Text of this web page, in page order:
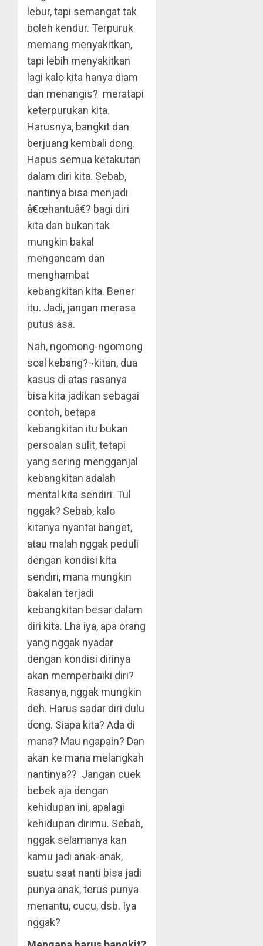
lebur, tapi semangat tak
boleh kendur. Terpuruk
memang menyakitkan,
tapi lebih menyakitkan
lagi kalo kita hanya diam
dan menangis? meratapi
keterpurukan kita.
Harusnya, bangkit dan
berjuang kembali dong.
Hapus semua ketakutan
dalam diri kita. Sebab,
nantinya bisa menjadi
â€œhantuâ€? bagi diri
kita dan bukan tak
mungkin bakal
mengancam dan
menghambat
kebangkitan kita. Bener
itu. Jadi, jangan merasa
putus asa.
Nah, ngomong-ngomong
soal kebang?¬kitan, dua
kasus di atas rasanya
bisa kita jadikan sebagai
contoh, betapa
kebangkitan itu bukan
persoalan sulit, tetapi
yang sering mengganjal
kebangkitan adalah
mental kita sendiri. Tul
nggak? Sebab, kalo
kitanya nyantai banget,
atau malah nggak peduli
dengan kondisi kita
sendiri, mana mungkin
bakalan terjadi
kebangkitan besar dalam
diri kita. Lha iya, apa orang
yang nggak nyadar
dengan kondisi dirinya
akan memperbaiki diri?
Rasanya, nggak mungkin
deh. Harus sadar diri dulu
dong. Siapa kita? Ada di
mana? Mau ngapain? Dan
akan ke mana melangkah
nantinya?? Jangan cuek
bebek aja dengan
kehidupan ini, apalagi
kehidupan dirimu. Sebab,
nggak selamanya kan
kamu jadi anak-anak,
suatu saat nanti bisa jadi
punya anak, terus punya
menantu, cucu, dsb. Iya
nggak?